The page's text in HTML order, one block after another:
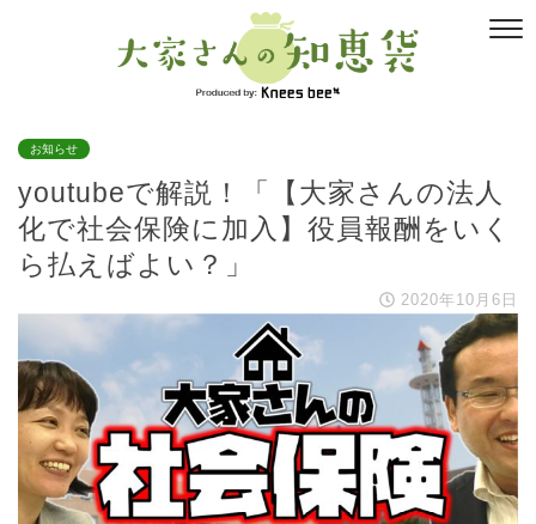
お知らせ
youtubeで解説！「【大家さんの法人
化で社会保険に加入】役員報酬をいく
ら払えばよい？」
2020年10月6日